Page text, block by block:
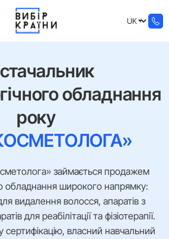
обладнання
року
займається продажем
обладнання широкого напрямку:
видалення волосся, апаратів з
для реабілітації та фізіотерапії.
власний навчальний